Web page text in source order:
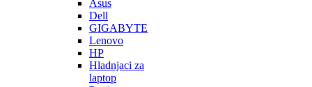
Asus
Dell
GIGABYTE
Lenovo
HP
Hladnjaci za
laptop